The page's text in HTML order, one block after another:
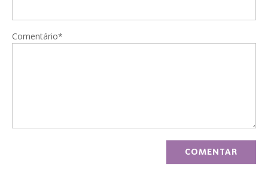
Comentário*